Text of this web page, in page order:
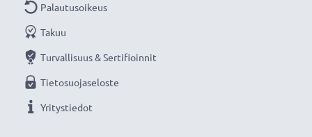
Palautusoikeus
Takuu
Turvallisuus & Sertifioinnit
Tietosuojaseloste
Yritystiedot